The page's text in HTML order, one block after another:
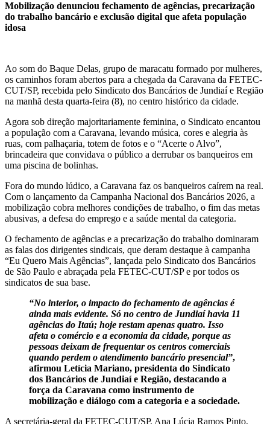
Mobilização denunciou fechamento de agências, precarização
do trabalho bancário e exclusão digital que afeta população
idosa
Ao som do Baque Delas, grupo de maracatu formado por mulheres,
os caminhos foram abertos para a chegada da Caravana da FETEC-
CUT/SP, recebida pelo Sindicato dos Bancários de Jundiaí e Região
na manhã desta quarta-feira (8), no centro histórico da cidade.
Agora sob direção majoritariamente feminina, o Sindicato encantou
a população com a Caravana, levando música, cores e alegria às
ruas, com palhaçaria, totem de fotos e o “Acerte o Alvo”,
brincadeira que convidava o público a derrubar os banqueiros em
uma piscina de bolinhas.
Fora do mundo lúdico, a Caravana faz os banqueiros caírem na real.
Com o lançamento da Campanha Nacional dos Bancários 2026, a
mobilização cobra melhores condições de trabalho, o fim das metas
abusivas, a defesa do emprego e a saúde mental da categoria.
O fechamento de agências e a precarização do trabalho dominaram
as falas dos dirigentes sindicais, que deram destaque à campanha
“Eu Quero Mais Agências”, lançada pelo Sindicato dos Bancários
de São Paulo e abraçada pela FETEC-CUT/SP e por todos os
sindicatos de sua base.
“No interior, o impacto do fechamento de agências é
ainda mais evidente. Só no centro de Jundiaí havia 11
agências do Itaú; hoje restam apenas quatro. Isso
afeta o comércio e a economia da cidade, porque as
pessoas deixam de frequentar os centros comerciais
quando perdem o atendimento bancário presencial”,
afirmou Letícia Mariano, presidenta do Sindicato
dos Bancários de Jundiaí e Região, destacando a
força da Caravana como instrumento de
mobilização e diálogo com a categoria e a sociedade.
A secretária-geral da FETEC-CUT/SP, Ana Lúcia Ramos Pinto,